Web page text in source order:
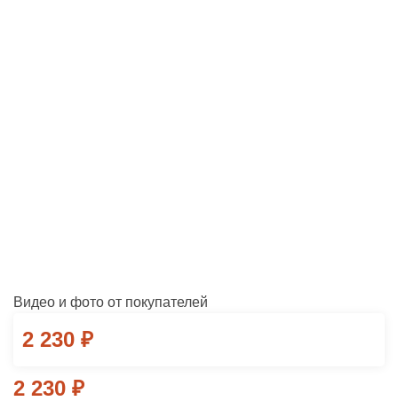
2 230 ₽
Видео и фото от покупателей
2 230 ₽